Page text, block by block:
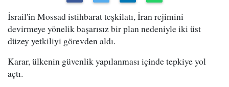
İsrail'in Mossad istihbarat teşkilatı, İran rejimini
devirmeye yönelik başarısız bir plan nedeniyle iki üst
düzey yetkiliyi görevden aldı.
Karar, ülkenin güvenlik yapılanması içinde tepkiye yol
açtı.